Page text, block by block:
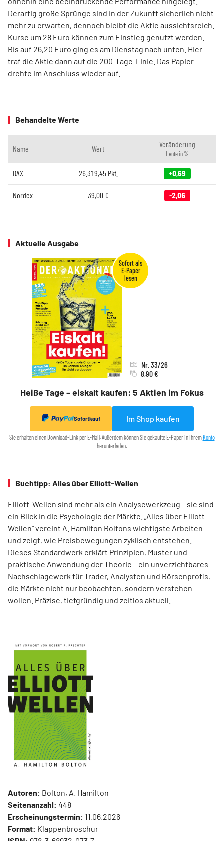
Derartig große Sprünge sind in der Zukunft sicherlich nicht
mehr zu erwarten, dennoch bleibt die Aktie aussichtsreich.
Kurse um 28 Euro können zum Einstieg genutzt werden.
Bis auf 26,20 Euro ging es am Dienstag nach unten. Hier
traf die Aktie dann auf die 200-Tage-Linie. Das Papier
drehte im Anschluss wieder auf.
Behandelte Werte
Name Wert Veränderung
Heute in %
DAX 26.319,45Pkt. +0,69
Nordex 39,00€ -2,06
Aktuelle Ausgabe
Heiße Tage – eiskalt kaufen: 5 Aktien im Fokus
Nr. 33/26
8,90 €
Sofortkauf Im Shop kaufen
Sie erhalten einen Download-Link per E-Mail. Außerdem können Sie gekaufte E-Paper in IhremKonto
herunterladen.
Buchtipp: Alles über Elliott-Wellen
Elliott-Wellen sind mehr als ein Analysewerkzeug – sie sind
ein Blick in die Psychologie der Märkte. „Alles über Elliott-
Wellen“ vereint A. Hamilton Boltons wichtigste Arbeiten
und zeigt, wie Preisbewegungen zyklisch entstehen.
Dieses Standardwerk erklärt Prinzipien, Muster und
praktische Anwendung der Theorie – ein unverzichtbares
Nachschlagewerk für Trader, Analysten und Börsenprofis,
die Märkte nicht nur beobachten, sondern verstehen
wollen. Präzise, tiefgründig und zeitlos aktuell.
Autoren: Bolton, A. Hamilton
Seitenanzahl: 448
Erscheinungstermin: 11.06.2026
Format: Klappenbroschur